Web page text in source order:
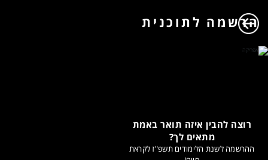
הרשמה לתוכנית
רוצה להבין איזה תואר באמת
מתאים לך?
ההרשמה לשנת הלימודים תשפ"ז לקראת